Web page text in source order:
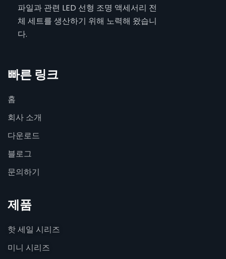
파일과 관련 LED 선형 조명 액세서리 전
체 세트를 생산하기 위해 노력해 왔습니
다.
빠른 링크
홈
회사 소개
다운로드
블로그
문의하기
제품
핫 세일 시리즈
미니 시리즈